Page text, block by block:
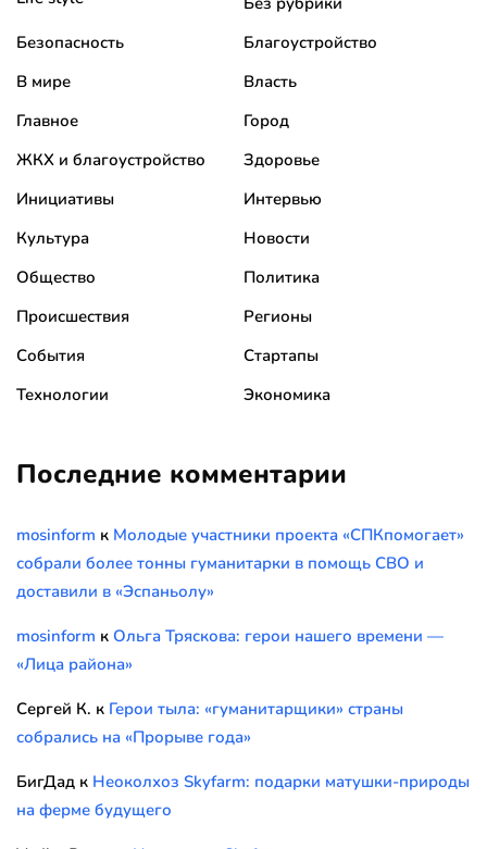
Безопасность
Благоустройство
В мире
Власть
Главное
Город
ЖКХ и благоустройство
Здоровье
Инициативы
Интервью
Культура
Новости
Общество
Политика
Происшествия
Регионы
События
Стартапы
Технологии
Экономика
Последние комментарии
mosinform к Молодые участники проекта «СПКпомогает»
собрали более тонны гуманитарки в помощь СВО и
доставили в «Эспаньолу»
mosinform к Ольга Тряскова: герои нашего времени —
«Лица района»
Сергей К. к Герои тыла: «гуманитарщики» страны
собрались на «Прорыве года»
БигДад к Неоколхоз Skyfarm: подарки матушки-природы
на ферме будущего